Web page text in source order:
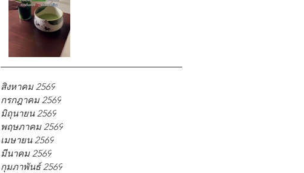
สิงหาคม 2569
กรกฎาคม 2569
มิถุนายน 2569
พฤษภาคม 2569
เมษายน 2569
มีนาคม 2569
กุมภาพันธ์ 2569